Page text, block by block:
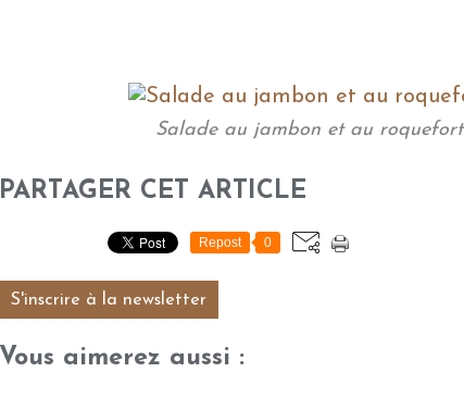
Salade au jambon et au roquefort
PARTAGER CET ARTICLE
Repost 0
S'inscrire à la newsletter
Vous aimerez aussi :